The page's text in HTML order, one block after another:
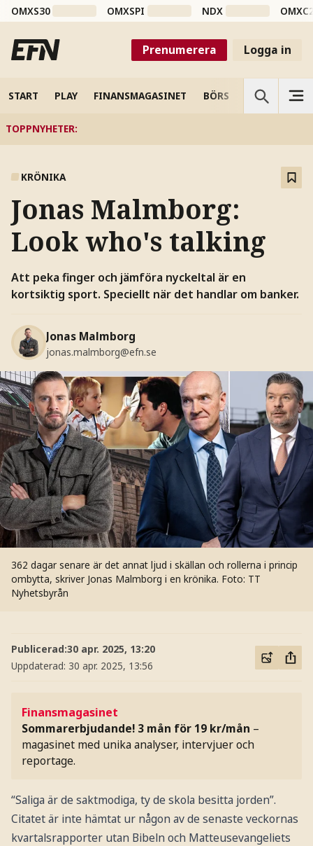
OMXS30 OMXSPI NDX
Prenumerera Logga in
START PLAY FINANSMAGASINET BÖRS VETENSKAP
TOPPNYHETER:
KRÖNIKA
Jonas Malmborg:
Look who's talking
Att peka finger och jämföra nyckeltal är en
kortsiktig sport. Speciellt när det handlar om banker.
Jonas Malmborg
jonas.malmborg@efn.se
362 dagar senare är det annat ljud i skällan och rollerna i princip
ombytta, skriver Jonas Malmborg i en krönika. Foto: TT
Nyhetsbyrån
Publicerad:30 apr. 2025, 13:20
Uppdaterad: 30 apr. 2025, 13:56
Finansmagasinet
Sommarerbjudande! 3 mån för 19 kr/mån –
magasinet med unika analyser, intervjuer och
reportage.
“Saliga är de saktmodiga, ty de skola besitta jorden”.
Citatet är inte hämtat ur någon av de senaste veckornas
kvartalsrapporter utan Bibeln och Matteusevangeliets